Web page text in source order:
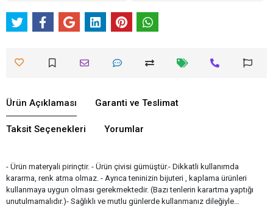
Ürün Açıklaması Garanti ve Teslimat
Taksit Seçenekleri Yorumlar
- Ürün materyali pirinçtir. - Ürün çivisi gümüştür.- Dikkatli kullanımda
kararma, renk atma olmaz. - Ayrıca teninizin bijuteri , kaplama ürünleri
kullanmaya uygun olması gerekmektedir. (Bazı tenlerin karartma yaptığı
unutulmamalıdır.)- Sağlıklı ve mutlu günlerde kullanmanız dileğiyle…